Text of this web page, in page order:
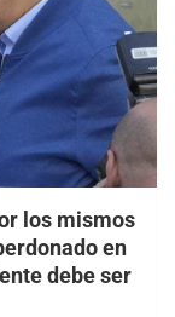
los mismos
en
debe ser